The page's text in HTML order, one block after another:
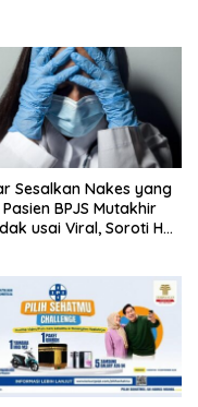
Sesalkan Nakes yang
BPJS Mutakhir
usai Viral, Soroti Hal